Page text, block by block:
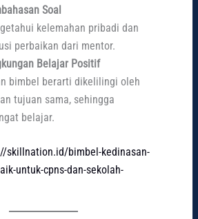
Soal
kelemahan pribadi dan
perbaikan dari mentor.
Belajar Positif
bimbel berarti dikelilingi oleh
tujuan sama, sehingga
belajar.
skillnation.id/bimbel-kedinasan-
untuk-cpns-dan-sekolah-